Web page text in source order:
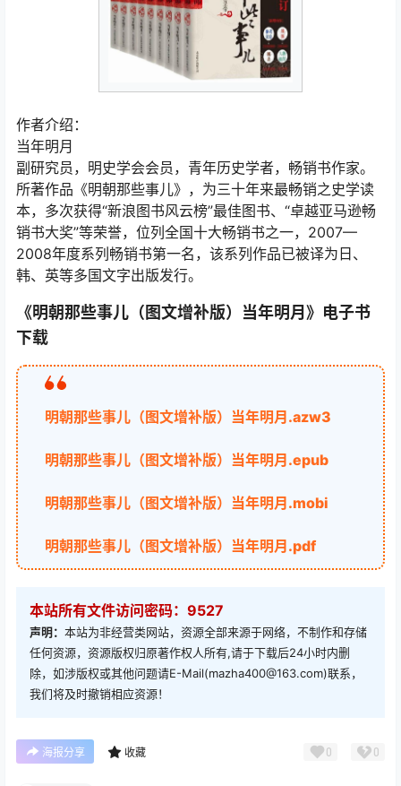
作者介绍：
当年明月
副研究员，明史学会会员，青年历史学者，畅销书作家。
所著作品《明朝那些事儿》，为三十年来最畅销之史学读
本，多次获得“新浪图书风云榜”最佳图书、“卓越亚马逊畅
销书大奖”等荣誉，位列全国十大畅销书之一，2007—
2008年度系列畅销书第一名，该系列作品已被译为日、
韩、英等多国文字出版发行。
《明朝那些事儿（图文增补版）当年明月》电子书
下载
明朝那些事儿（图文增补版）当年明月.azw3
明朝那些事儿（图文增补版）当年明月.epub
明朝那些事儿（图文增补版）当年明月.mobi
明朝那些事儿（图文增补版）当年明月.pdf
本站所有文件访问密码：9527
声明： 本站为非经营类网站，资源全部来源于网络，不制作和存储
任何资源，资源版权归原著作权人所有,请于下载后24小时内删
除，如涉版权或其他问题请E-Mail(mazha400@163.com)联系，
我们将及时撤销相应资源！
海报分享 收藏 0 0